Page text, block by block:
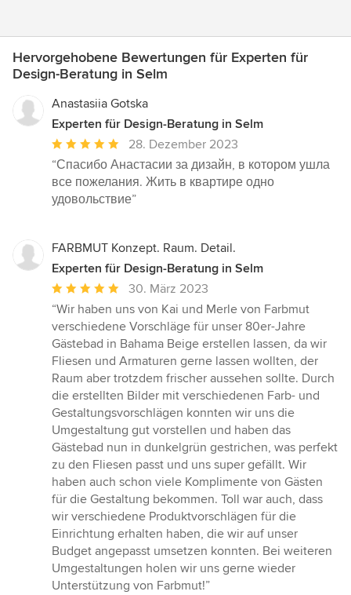
Hervorgehobene Bewertungen für Experten für
Design-Beratung in Selm
Anastasiia Gotska
Experten für Design-Beratung in Selm
Durchschnittliche
Bewertung:
5
von
28. Dezember 2023
“Спасибо Анастасии за дизайн, в котором ушла
все пожелания. Жить в квартире одно
удовольствие”
FARBMUT Konzept. Raum. Detail.
Experten für Design-Beratung in Selm
Durchschnittliche
Bewertung:
5
von
5
Sternen
30. März 2023
“Wir haben uns von Kai und Merle von Farbmut
verschiedene Vorschläge für unser 80er-Jahre
Gästebad in Bahama Beige erstellen lassen, da wir
Fliesen und Armaturen gerne lassen wollten, der
Raum aber trotzdem frischer aussehen sollte. Durch
die erstellten Bilder mit verschiedenen Farb- und
Gestaltungsvorschlägen konnten wir uns die
Umgestaltung gut vorstellen und haben das
Gästebad nun in dunkelgrün gestrichen, was perfekt
zu den Fliesen passt und uns super gefällt. Wir
haben auch schon viele Komplimente von Gästen
für die Gestaltung bekommen. Toll war auch, dass
wir verschiedene Produktvorschlägen für die
Einrichtung erhalten haben, die wir auf unser
Budget angepasst umsetzen konnten. Bei weiteren
Umgestaltungen holen wir uns gerne wieder
Unterstützung von Farbmut!”